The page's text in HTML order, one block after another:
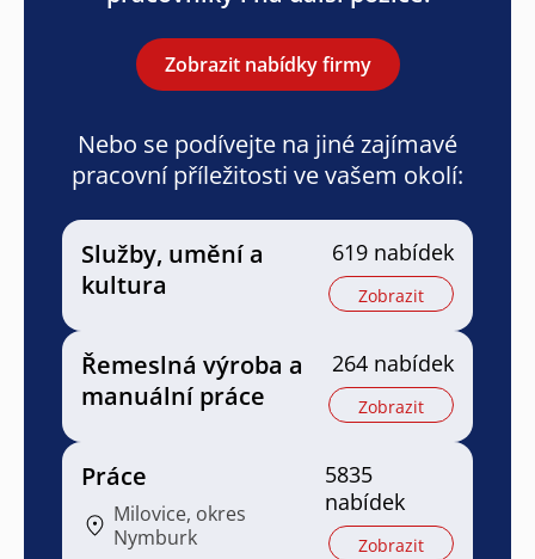
Zobrazit nabídky firmy
Nebo se podívejte na jiné zajímavé
pracovní příležitosti ve vašem okolí:
Služby, umění a
kultura
619 nabídek
Zobrazit
Řemeslná výroba a
manuální práce
264 nabídek
Zobrazit
Práce
Milovice, okres
Nymburk
5835
nabídek
Zobrazit